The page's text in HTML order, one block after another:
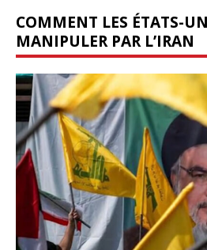
COMMENT LES ÉTATS-
MANIPULER PAR L’IRAN